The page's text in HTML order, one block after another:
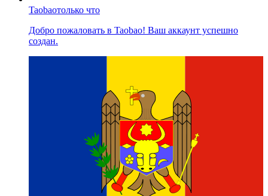
Taobaoтолько что
Добро пожаловать в Taobao! Ваш аккаунт успешно
создан.